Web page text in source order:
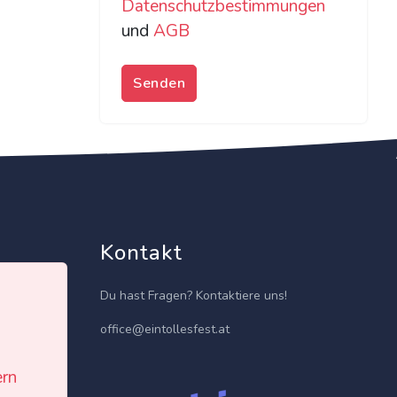
Datenschutzbestimmungen
und AGB
Senden
Kontakt
Du hast Fragen? Kontaktiere uns!
office@eintollesfest.at